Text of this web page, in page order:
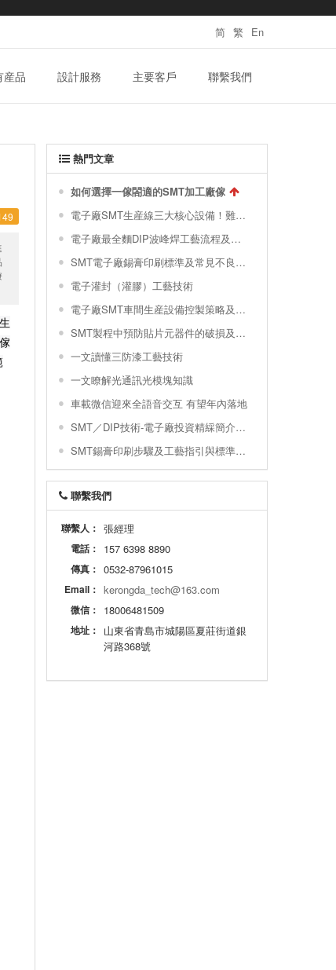
简 繁 En
産品 設計服務 主要客戶 聯繫我們
熱門文章
如何選擇一傢閤適的SMT加工廠傢
電子廠SMT生産線三大核心設備！難得一見的SMT製程關鍵工藝視頻！
電子廠最全麵DIP波峰焊工藝流程及波峰焊接的缺陷不良原因分析 !
SMT電子廠錫膏印刷標準及常見不良分析滙總
電子灌封（灌膠）工藝技術
電子廠SMT車間生産設備控製策略及對環境的要求|榦貨分享
SMT製程中預防貼片元器件的破損及撞件
一文讀懂三防漆工藝技術
一文瞭解光通訊光模塊知識
車載微信迎來全語音交互 有望年內落地
SMT／DIP技術-電子廠投資精綵簡介與配置圖示
SMT錫膏印刷步驟及工藝指引與標準及常不良
聯繫我們
聯繫人： 張經理
電話： 157 6398 8890
傳真： 0532-87961015
Email： kerongda_tech@163.com
微信： 18006481509
地址：
山東省青島市城陽區夏莊街道銀
河路368號